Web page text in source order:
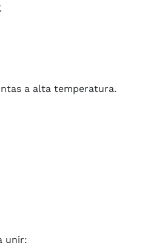
a alta temperatura.
unir: